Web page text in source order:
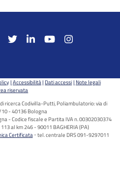
Accessibilità Dati accessi Note legali
riservata
ricerca Codivilla-Putti, Poliambulatorio: via di
- 40136 Bologna
- Codice fiscale e Partita IVA n. 00302030374
al km 246 - 90011 BAGHERIA (PA)
Certificata tel. centrale DRS 091-9297011